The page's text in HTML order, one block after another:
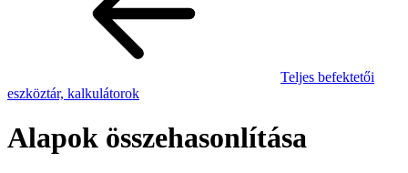
Teljes befektetői
eszköztár, kalkulátorok
Alapok összehasonlítása